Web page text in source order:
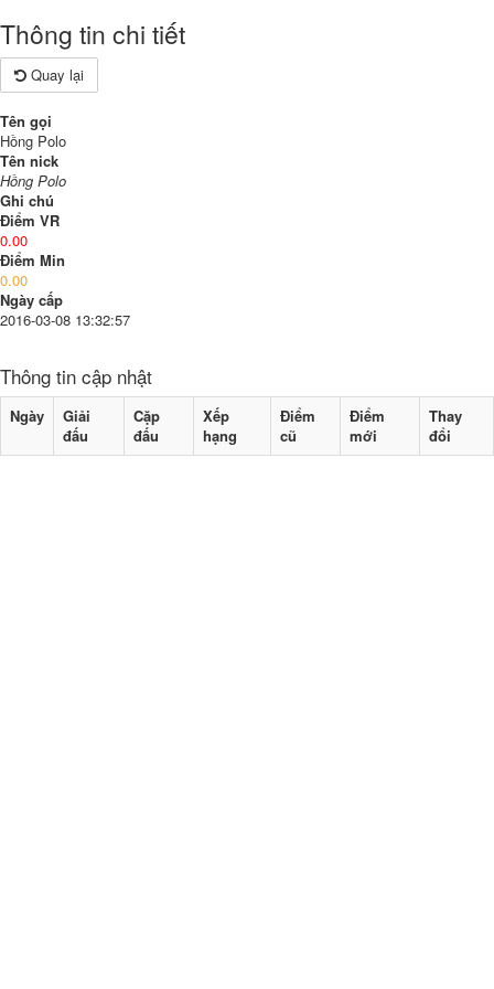
Thông tin chi tiết
Quay lại
Tên gọi
Hồng Polo
Tên nick
Hồng Polo
Ghi chú
Điểm VR
0.00
Điểm Min
0.00
Ngày cấp
2016-03-08 13:32:57
Thông tin cập nhật
Ngày
Giải
đấu
Cặp
đấu
Xếp
hạng
Điểm
cũ
Điểm
mới
Thay
đổi